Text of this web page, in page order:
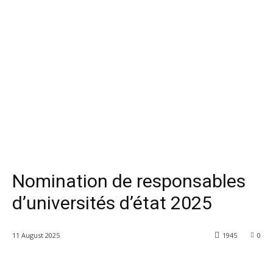
Nomination de responsables
d’universités d’état 2025
11 August 2025 0
1945